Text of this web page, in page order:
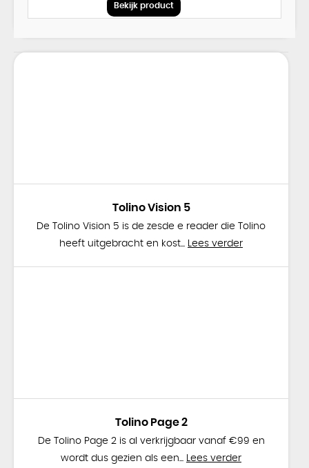
Bekijk product
Tolino Vision 5
De Tolino Vision 5 is de zesde e reader die Tolino
heeft uitgebracht en kost...
Lees verder
Tolino Page 2
De Tolino Page 2 is al verkrijgbaar vanaf €99 en
wordt dus gezien als een...
Lees verder